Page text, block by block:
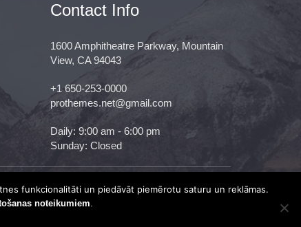
Contact Info
1600 Amphitheatre Parkway, Mountain
View, CA 94043
+1 650-253-0000
prothemes.net@gmail.com
Daily: 9:00 am - 6:00 pm
Sunday: Closed
Terms & Conditions
Privacy &
Policy
funkcionalitāti un piedāvāt piemērotu saturu un reklāmas.
noteikumiem.